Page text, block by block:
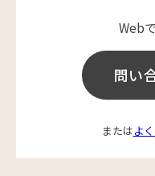
Web
問い
またはよ